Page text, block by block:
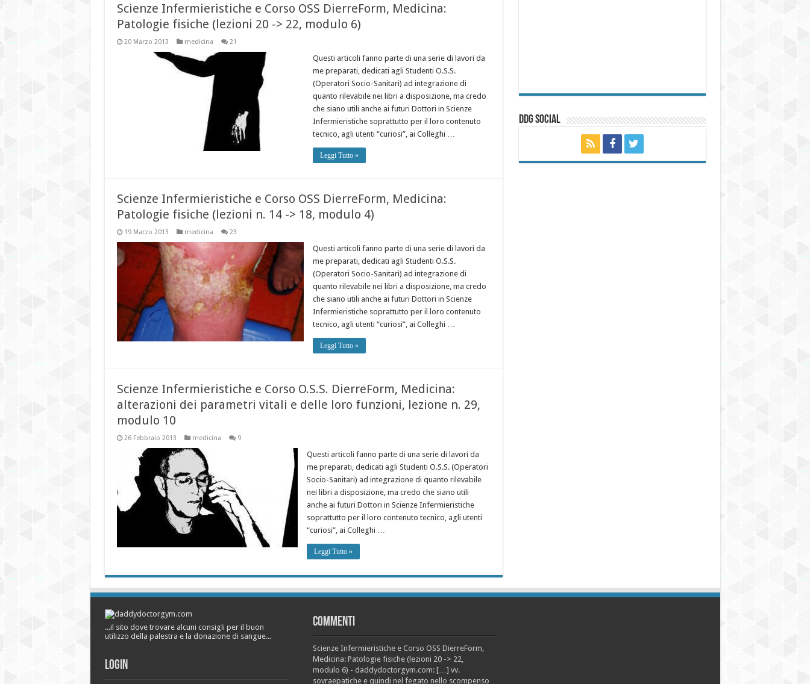
Scienze Infermieristiche e Corso OSS DierreForm, Medicina:
Patologie fisiche (lezioni 20 -> 22, modulo 6)
20 Marzo 2013 medicina 21
Questi articoli fanno parte di una serie di lavori da
me preparati, dedicati agli Studenti O.S.S.
(Operatori Socio-Sanitari) ad integrazione di
quanto rilevabile nei libri a disposizione, ma credo
che siano utili anche ai futuri Dottori in Scienze
Infermieristiche soprattutto per il loro contenuto
tecnico, agli utenti “curiosi”, ai Colleghi …
Leggi Tutto »
Scienze Infermieristiche e Corso OSS DierreForm, Medicina:
Patologie fisiche (lezioni n. 14 -> 18, modulo 4)
19 Marzo 2013 medicina 23
Questi articoli fanno parte di una serie di lavori da
me preparati, dedicati agli Studenti O.S.S.
(Operatori Socio-Sanitari) ad integrazione di
quanto rilevabile nei libri a disposizione, ma credo
che siano utili anche ai futuri Dottori in Scienze
Infermieristiche soprattutto per il loro contenuto
tecnico, agli utenti “curiosi”, ai Colleghi …
Leggi Tutto »
Scienze Infermieristiche e Corso O.S.S. DierreForm, Medicina:
alterazioni dei parametri vitali e delle loro funzioni, lezione n. 29,
modulo 10
26 Febbraio 2013 medicina 9
Questi articoli fanno parte di una serie di lavori da
me preparati, dedicati agli Studenti O.S.S. (Operatori
Socio-Sanitari) ad integrazione di quanto rilevabile
nei libri a disposizione, ma credo che siano utili
anche ai futuri Dottori in Scienze Infermieristiche
soprattutto per il loro contenuto tecnico, agli utenti
“curiosi”, ai Colleghi …
Leggi Tutto »
ddg Social
...il sito dove trovare alcuni consigli per il buon
utilizzo della palestra e la donazione di sangue...
Login
Commenti
Scienze Infermieristiche e Corso OSS DierreForm,
Medicina: Patologie fisiche (lezioni 20 -> 22,
modulo 6) - daddydoctorgym.com: […] vv.
sovraepatiche e quindi nel fegato nello scompenso